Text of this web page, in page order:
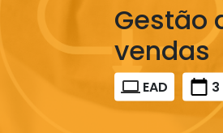
Gestão
vendas
EAD